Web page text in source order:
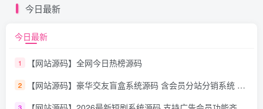
今日最新
今日最新
1 【网站源码】全网今日热榜源码
2 【网站源码】豪华交友盲盒系统源码 含会员分站分销系统 可易支付
3